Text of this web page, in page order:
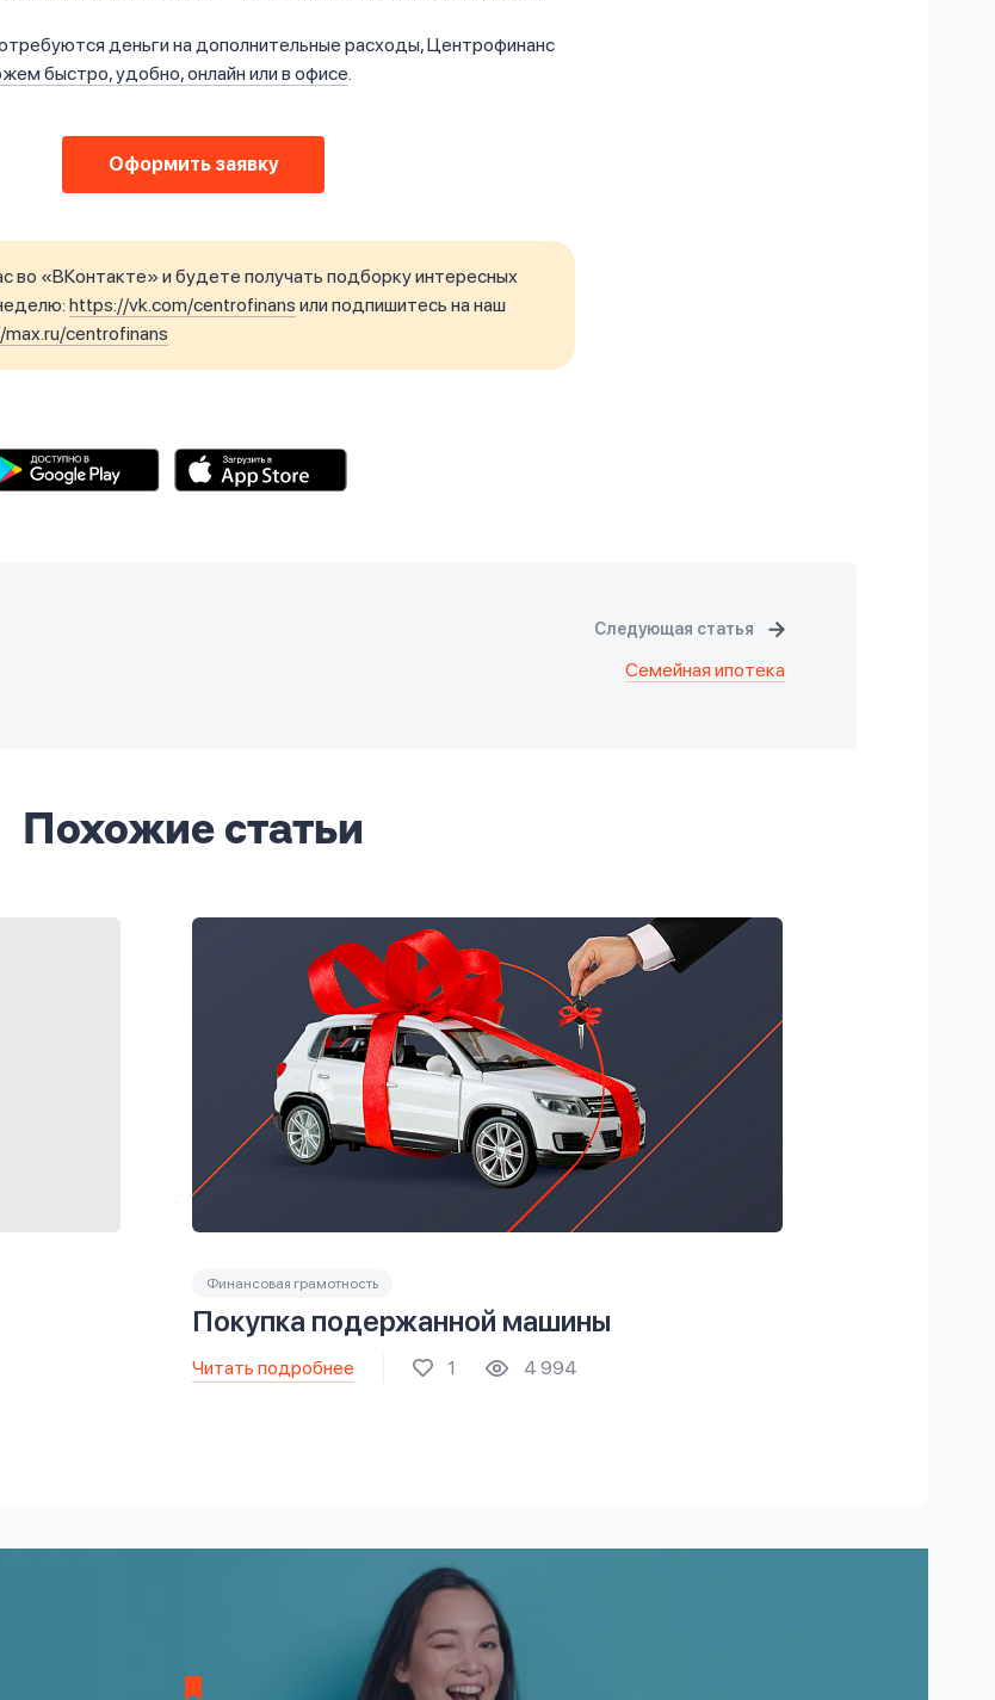
деньги на дополнительные расходы, Центрофинанс
быстро, удобно, онлайн или в офисе.
Оформить заявку
во «ВКонтакте» и будете получать подборку интересных
https://vk.com/centrofinans или подпишитесь на наш
centrofinans
Следующая статья
Семейная ипотека
Похожие статьи
Финансовая грамотность
Покупка подержанной машины
Читать подробнее 1 4 994